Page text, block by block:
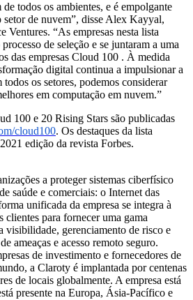
de todos os ambientes, e é empolgante
de nuvem”, disse Alex Kayyal,
Ventures. “As empresas nesta lista
de seleção e se juntaram a uma
das empresas Cloud 100 . À medida
digital continua a impulsionar a
os setores, podemos considerar
em computação em nuvem.”
100 e 20 Rising Stars são publicadas
cloud100. Os destaques da lista
edição da revista Forbes.
a proteger sistemas ciberfísico
saúde e comerciais: o Internet das
unificada da empresa se integra à
clientes para fornecer uma gama
visibilidade, gerenciamento de risco e
ameaças e acesso remoto seguro.
de investimento e fornecedores de
a Claroty é implantada por centenas
de locais globalmente. A empresa está
presente na Europa, Ásia-Pacífico e